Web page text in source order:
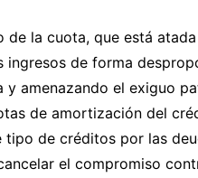
la cuota, que está
ingresos de forma
amenazando el exiguo
de amortización del
de créditos por las
el compromiso